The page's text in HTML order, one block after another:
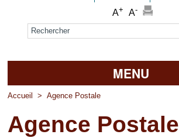
A+ A-
Formulaire de recherche
MENU
Accueil
La mairie
Accueil > Agence Postale
Agence Postale